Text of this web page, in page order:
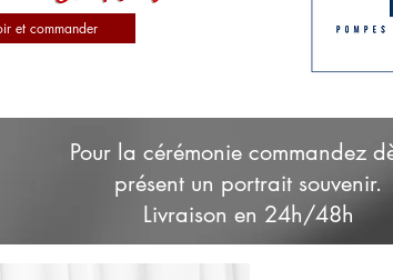
et commander
Pour la cérémonie commandez
présent un portrait souvenir.
Livraison en 24h/48h